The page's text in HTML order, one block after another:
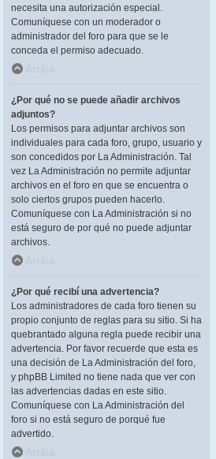
necesita una autorización especial.
Comuníquese con un moderador o
administrador del foro para que se le
conceda el permiso adecuado.
Arriba
¿Por qué no se puede añadir archivos
adjuntos?
Los permisos para adjuntar archivos son
individuales para cada foro, grupo, usuario y
son concedidos por La Administración. Tal
vez La Administración no permite adjuntar
archivos en el foro en que se encuentra o
solo ciertos grupos pueden hacerlo.
Comuníquese con La Administración si no
está seguro de por qué no puede adjuntar
archivos.
Arriba
¿Por qué recibí una advertencia?
Los administradores de cada foro tienen su
propio conjunto de reglas para su sitio. Si ha
quebrantado alguna regla puede recibir una
advertencia. Por favor recuerde que esta es
una decisión de La Administración del foro,
y phpBB Limited no tiene nada que ver con
las advertencias dadas en este sitio.
Comuníquese con La Administración del
foro si no está seguro de porqué fue
advertido.
Arriba